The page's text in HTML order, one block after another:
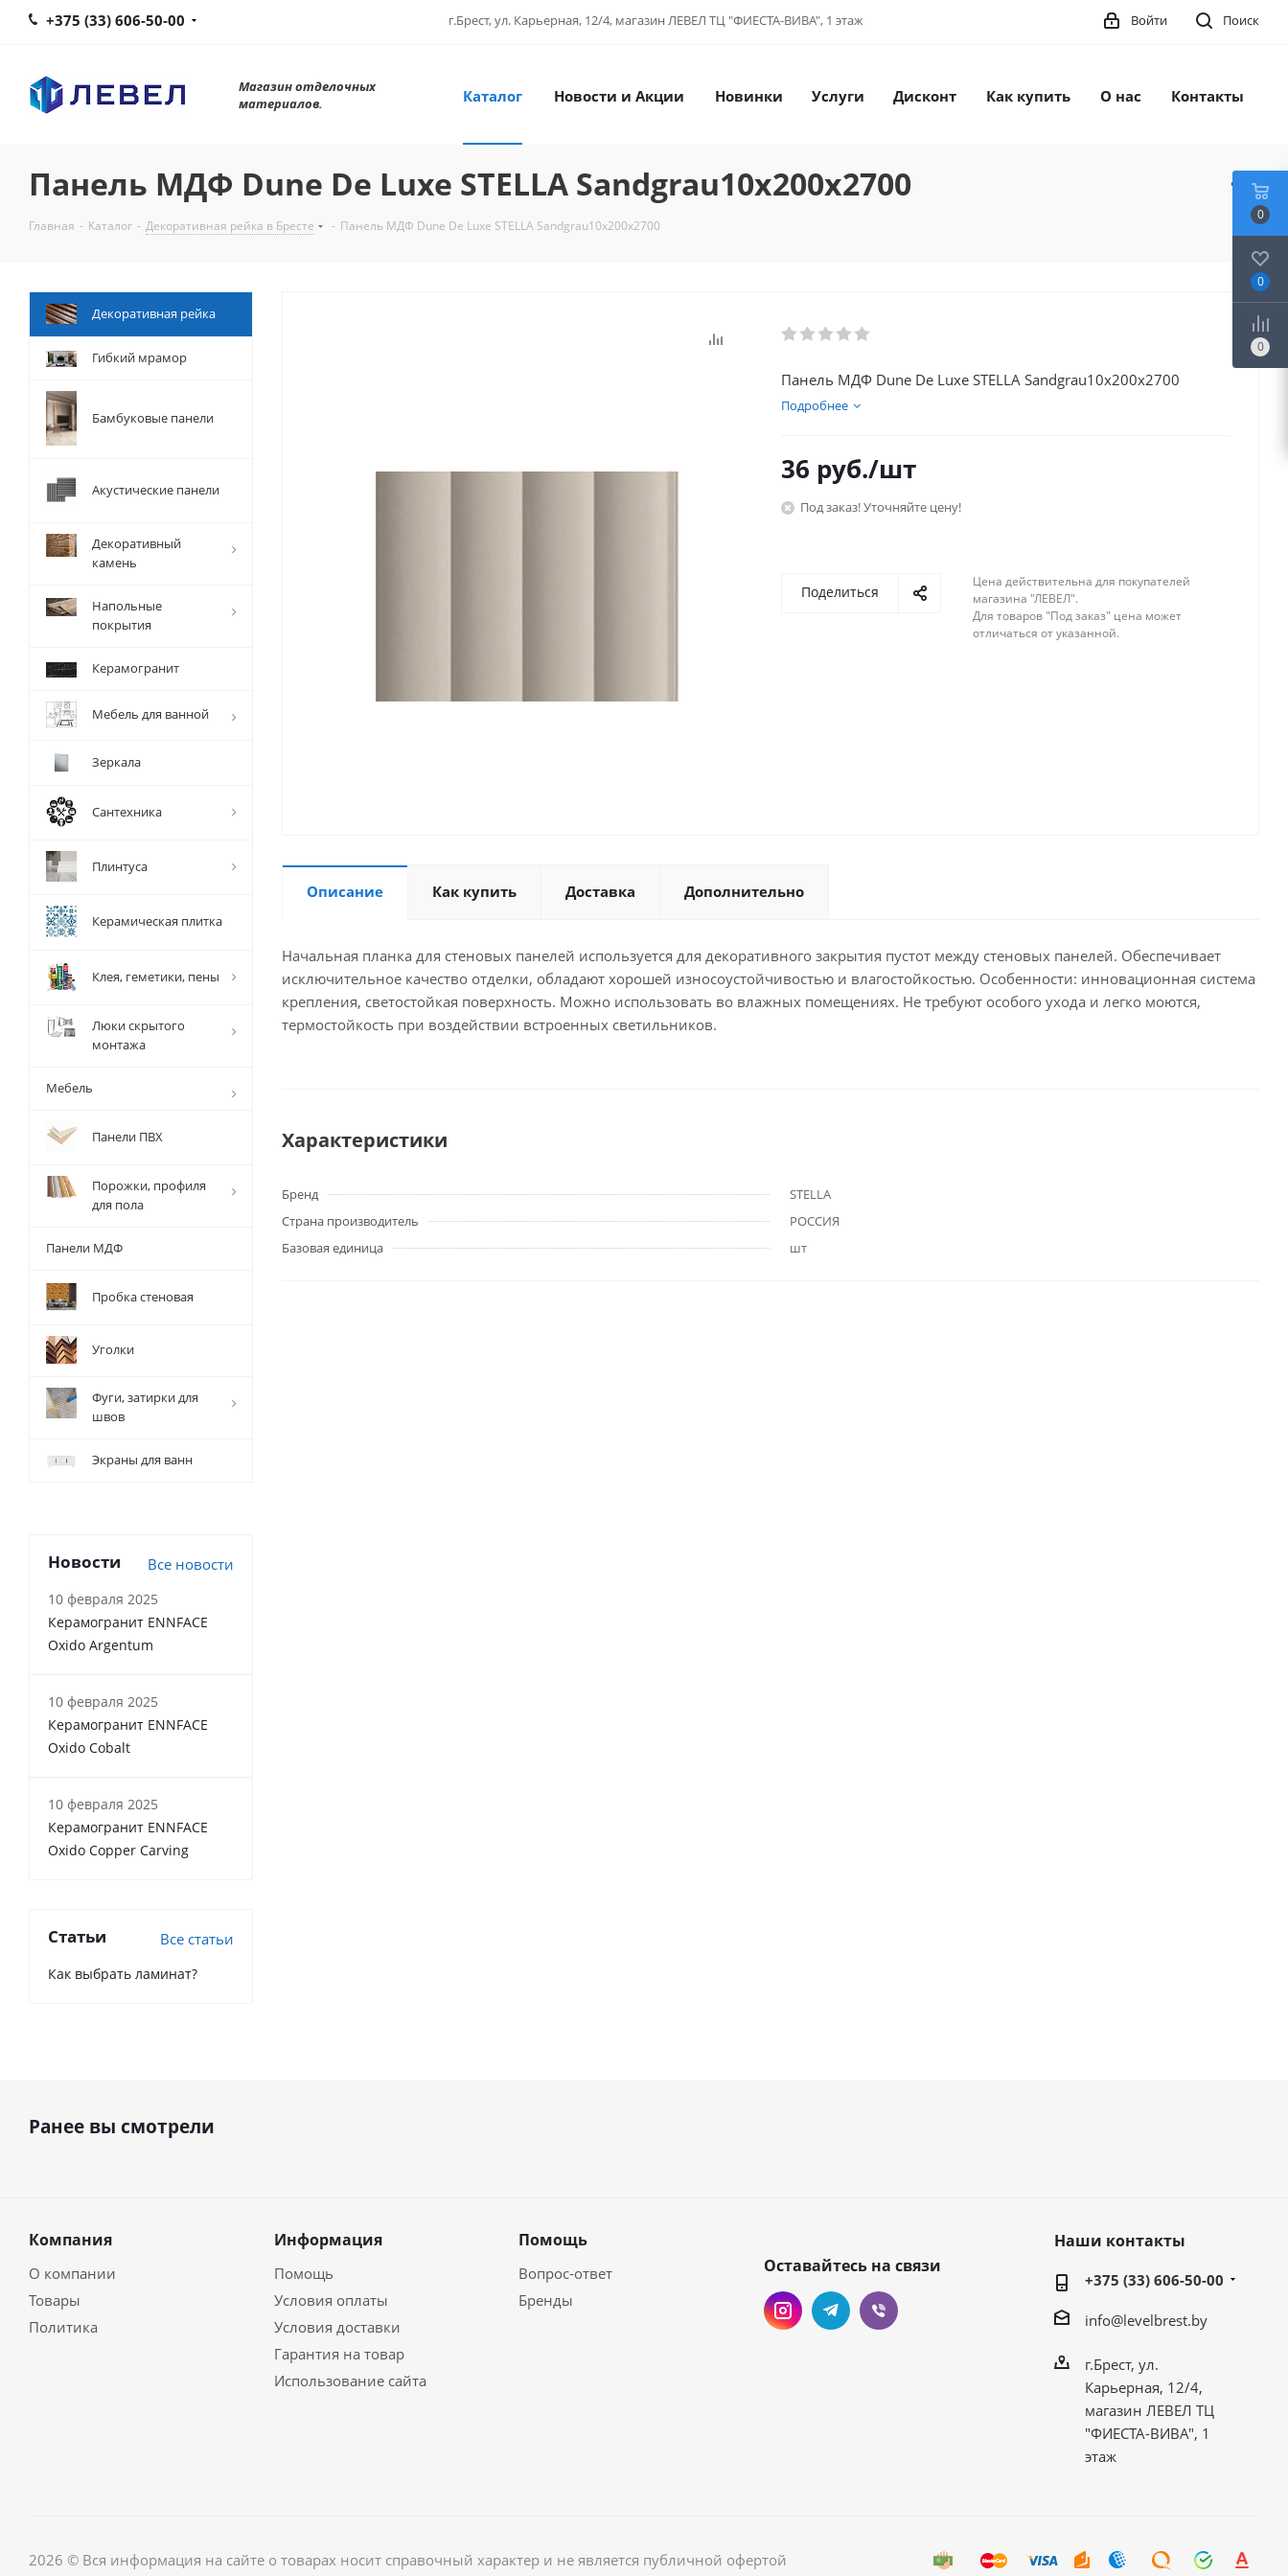
+375 (33) 606-50-00 г.Брест, ул. Карьерная, 12/4, магазин ЛЕВЕЛ ТЦ "ФИЕСТА-ВИВА", 1 этаж Поиск
Войти
Магазин отделочных
материалов.
Каталог Новости и Акции Новинки Услуги Дисконт Как купить О нас Контакты
Панель МДФ Dune De Luxe STELLA Sandgrau10х200х2700
Главная - Каталог - Декоративная рейка в Бресте - Панель МДФ Dune De Luxe STELLA Sandgrau10х200х2700
Панель МДФ Dune De Luxe STELLA Sandgrau10х200х2700
Подробнее
36 руб./шт
Под заказ! Уточняйте цену!
Поделиться
Цена действительна для покупателей
магазина "ЛЕВЕЛ".
Для товаров "Под заказ" цена может
отличаться от указанной.
Описание Как купить Доставка Дополнительно
Начальная планка для стеновых панелей используется для декоративного закрытия пустот между стеновых панелей. Обеспечивает
исключительное качество отделки, обладают хорошей износоустойчивостью и влагостойкостью. Особенности: инновационная система
крепления, светостойкая поверхность. Можно использовать во влажных помещениях. Не требуют особого ухода и легко моются,
термостойкость при воздействии встроенных светильников.
Характеристики
Бренд
STELLA
Страна производитель
РОССИЯ
Базовая единица
шт
Декоративная рейка
Гибкий мрамор
Бамбуковые панели
Акустические панели
Декоративный
камень
Напольные
покрытия
Керамогранит
Мебель для ванной
Зеркала
Сантехника
Плинтуса
Керамическая плитка
Клея, геметики, пены
Люки скрытого
монтажа
Мебель
Панели ПВХ
Порожки, профиля
для пола
Панели МДФ
Пробка стеновая
Уголки
Фуги, затирки для
швов
Экраны для ванн
Новости Все новости
10 февраля 2025
Керамогранит ENNFACE
Oxido Argentum
10 февраля 2025
Керамогранит ENNFACE
Oxido Cobalt
10 февраля 2025
Керамогранит ENNFACE
Oxido Copper Carving
Статьи Все статьи
Как выбрать ламинат?
Ранее вы смотрели
Компания
О компании
Товары
Политика
Информация
Помощь
Условия оплаты
Условия доставки
Гарантия на товар
Использование сайта
Помощь
Вопрос-ответ
Бренды
Оставайтесь на связи
Наши контакты
+375 (33) 606-50-00
info@levelbrest.by
г.Брест, ул.
Карьерная, 12/4,
магазин ЛЕВЕЛ ТЦ
"ФИЕСТА-ВИВА", 1
этаж
2026 © Вся информация на сайте о товарах носит справочный характер и не является публичной офертой
0
0
0